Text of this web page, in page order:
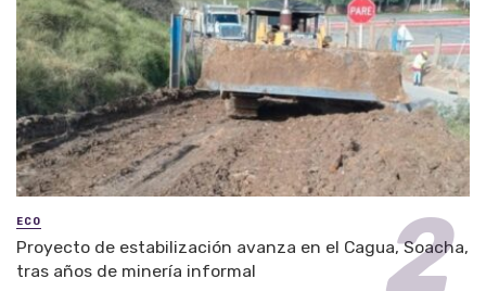
ECO
Proyecto de estabilización avanza en el Cagua, Soacha,
tras años de minería informal